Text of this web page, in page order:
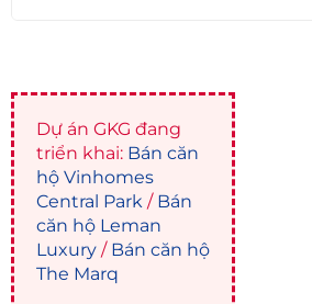
Dự án GKG đang
triển khai: Bán căn
hộ Vinhomes
Central Park / Bán
căn hộ Leman
Luxury / Bán căn hộ
The Marq